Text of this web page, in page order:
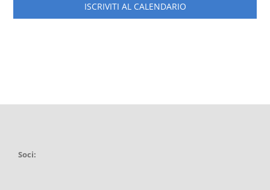
ISCRIVITI AL CALENDARIO
Soci: